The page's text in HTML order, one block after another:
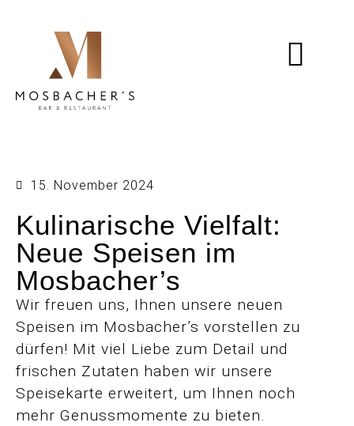
15. November 2024
Kulinarische Vielfalt:
Neue Speisen im
Mosbacher’s
Wir freuen uns, Ihnen unsere neuen
Speisen im Mosbacher’s vorstellen zu
dürfen! Mit viel Liebe zum Detail und
frischen Zutaten haben wir unsere
Speisekarte erweitert, um Ihnen noch
mehr Genussmomente zu bieten.